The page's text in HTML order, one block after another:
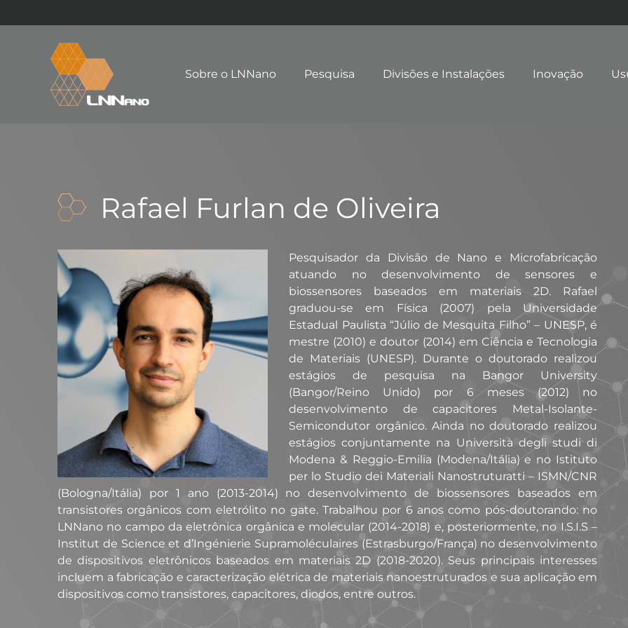
Sobre o LNNano Pesquisa Divisões e Instalações Inovação
Rafael Furlan de Oliveira
Pesquisador da Divisão de Nano e Microfabricação
atuando no desenvolvimento de sensores e
biossensores baseados em materiais 2D. Rafael
graduou-se em Física (2007) pela Universidade
Estadual Paulista “Júlio de Mesquita Filho” – UNESP, é
mestre (2010) e doutor (2014) em Ciência e Tecnologia
de Materiais (UNESP). Durante o doutorado realizou
estágios de pesquisa na Bangor University
(Bangor/Reino Unido) por 6 meses (2012) no
desenvolvimento de capacitores Metal-Isolante-
Semicondutor orgânico. Ainda no doutorado realizou
estágios conjuntamente na Università degli studi di
Modena & Reggio-Emilia (Modena/Itália) e no Istituto
per lo Studio dei Materiali Nanostruturatti – ISMN/CNR
(Bologna/Itália) por 1 ano (2013-2014) no desenvolvimento de biossensores baseados em
transistores orgânicos com eletrólito no gate. Trabalhou por 6 anos como pós-doutorando: no
LNNano no campo da eletrônica orgânica e molecular (2014-2018) e, posteriormente, no I.S.I.S –
Institut de Science et d’Ingénierie Supramoléculaires (Estrasburgo/França) no desenvolvimento
de dispositivos eletrônicos baseados em materiais 2D (2018-2020). Seus principais interesses
incluem a fabricação e caracterização elétrica de materiais nanoestruturados e sua aplicação em
dispositivos como transistores, capacitores, diodos, entre outros.